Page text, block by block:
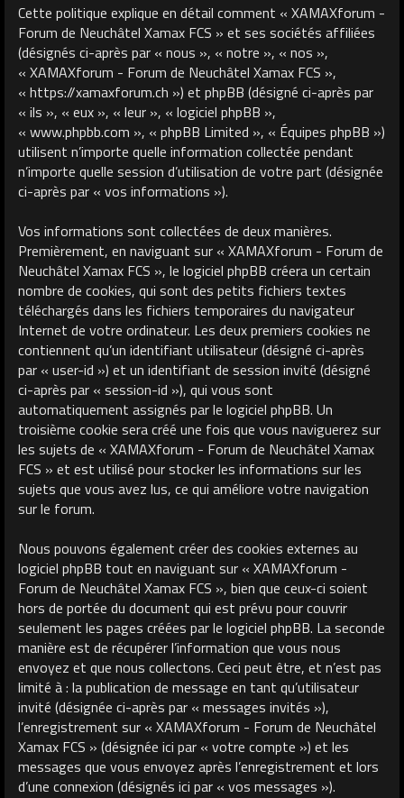
Cette politique explique en détail comment « XAMAXforum -
Forum de Neuchâtel Xamax FCS » et ses sociétés affiliées
(désignés ci-après par « nous », « notre », « nos »,
« XAMAXforum - Forum de Neuchâtel Xamax FCS »,
« https://xamaxforum.ch ») et phpBB (désigné ci-après par
« ils », « eux », « leur », « logiciel phpBB »,
« www.phpbb.com », « phpBB Limited », « Équipes phpBB »)
utilisent n’importe quelle information collectée pendant
n’importe quelle session d’utilisation de votre part (désignée
ci-après par « vos informations »).
Vos informations sont collectées de deux manières.
Premièrement, en naviguant sur « XAMAXforum - Forum de
Neuchâtel Xamax FCS », le logiciel phpBB créera un certain
nombre de cookies, qui sont des petits fichiers textes
téléchargés dans les fichiers temporaires du navigateur
Internet de votre ordinateur. Les deux premiers cookies ne
contiennent qu’un identifiant utilisateur (désigné ci-après
par « user-id ») et un identifiant de session invité (désigné
ci-après par « session-id »), qui vous sont
automatiquement assignés par le logiciel phpBB. Un
troisième cookie sera créé une fois que vous naviguerez sur
les sujets de « XAMAXforum - Forum de Neuchâtel Xamax
FCS » et est utilisé pour stocker les informations sur les
sujets que vous avez lus, ce qui améliore votre navigation
sur le forum.
Nous pouvons également créer des cookies externes au
logiciel phpBB tout en naviguant sur « XAMAXforum -
Forum de Neuchâtel Xamax FCS », bien que ceux-ci soient
hors de portée du document qui est prévu pour couvrir
seulement les pages créées par le logiciel phpBB. La seconde
manière est de récupérer l’information que vous nous
envoyez et que nous collectons. Ceci peut être, et n’est pas
limité à : la publication de message en tant qu’utilisateur
invité (désignée ci-après par « messages invités »),
l’enregistrement sur « XAMAXforum - Forum de Neuchâtel
Xamax FCS » (désignée ici par « votre compte ») et les
messages que vous envoyez après l’enregistrement et lors
d’une connexion (désignés ici par « vos messages »).